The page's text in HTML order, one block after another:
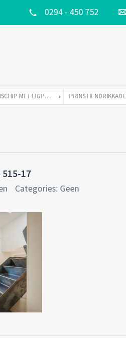
0294 - 450 752
WOONSCHIP MET LIGPLAATS
17
Categories: Geen